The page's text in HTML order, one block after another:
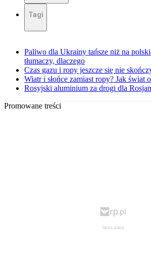
Tagi
Paliwo dla Ukrainy tańsze niż na
tłumaczy, dlaczego
Czas gazu i ropy jeszcze się nie
Wiatr i słońce zamiast ropy? Jak świat
Rosyjski aluminium za drogi dla
Promowane treści